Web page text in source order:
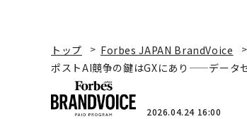
トップ Forbes JAPAN BrandVoice
ポストAI競争の鍵はGXにあり——データ
2026.04.24 16:00